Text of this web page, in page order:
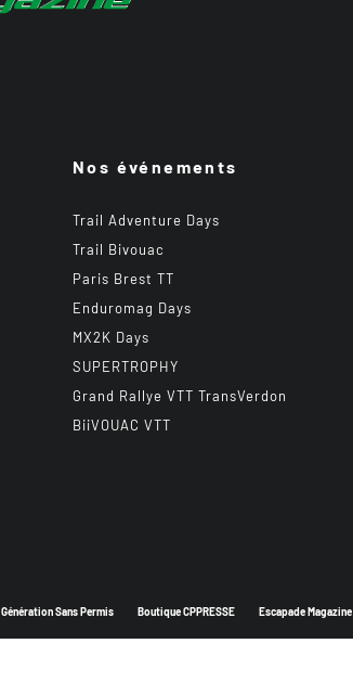
Nos événements
Trail Adventure Days
Trail Bivouac
Paris Brest TT
Enduromag Days
MX2K Days
SUPERTROPHY
Grand Rallye VTT TransVerdon
BiiVOUAC VTT
Génération Sans Permis Boutique CPPRESSE Escapade Magazine